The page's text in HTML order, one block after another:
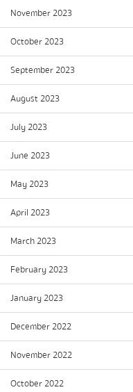
November 2023
October 2023
September 2023
August 2023
July 2023
June 2023
May 2023
April 2023
March 2023
February 2023
January 2023
December 2022
November 2022
October 2022